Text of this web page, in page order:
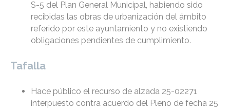
S-5 del Plan General Municipal, habiendo sido
recibidas las obras de urbanización del ámbito
referido por este ayuntamiento y no existiendo
obligaciones pendientes de cumplimiento.
Tafalla
Hace público el recurso de alzada 25-02271
interpuesto contra acuerdo del Pleno de fecha 25